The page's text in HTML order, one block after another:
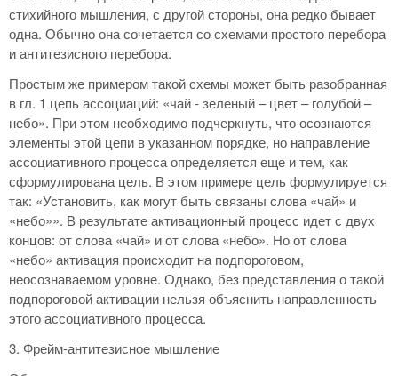
стихийного мышления, с другой стороны, она редко бывает
одна. Обычно она сочетается со схемами простого перебора
и антитезисного перебора.
Простым же примером такой схемы может быть разобранная
в гл. 1 цепь ассоциаций: «чай - зеленый – цвет – голубой –
небо». При этом необходимо подчеркнуть, что осознаются
элементы этой цепи в указанном порядке, но направление
ассоциативного процесса определяется еще и тем, как
сформулирована цель. В этом примере цель формулируется
так: «Установить, как могут быть связаны слова «чай» и
«небо»». В результате активационный процесс идет с двух
концов: от слова «чай» и от слова «небо». Но от слова
«небо» активация происходит на подпороговом,
неосознаваемом уровне. Однако, без представления о такой
подпороговой активации нельзя объяснить направленность
этого ассоциативного процесса.
3. Фрейм-антитезисное мышление